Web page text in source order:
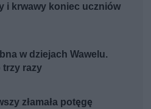
i krwawy koniec uczniów
w dziejach Wawelu.
trzy razy
złamała potęgę